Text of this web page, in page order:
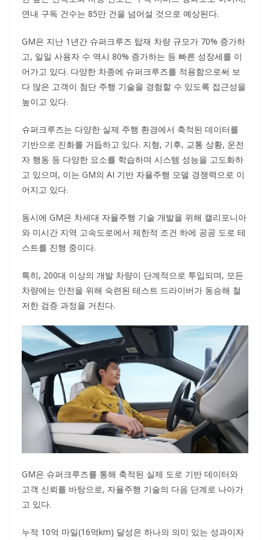
연내 구독 건수는 85만 건을 넘어설 것으로 예상된다.
GM은 지난 1년간 슈퍼크루즈 탑재 차량 규모가 70% 증가하
고, 일일 사용자 수 역시 80% 증가하는 등 빠른 성장세를 이
어가고 있다. 다양한 차종에 슈퍼크루즈를 적용함으로써 보
다 많은 고객이 첨단 주행 기술을 경험할 수 있도록 접근성을
높이고 있다.
슈퍼크루즈는 다양한 실제 주행 환경에서 축적된 데이터를
기반으로 진화를 거듭하고 있다. 지형, 기후, 교통 상황, 운전
자 행동 등 다양한 요소를 학습하며 시스템 성능을 고도화하
고 있으며, 이는 GM의 AI 기반 자율주행 모델 경쟁력으로 이
어지고 있다.
동시에 GM은 차세대 자율주행 기술 개발을 위해 캘리포니아
와 미시간 지역 고속도로에서 제한적 조건 하에 공공 도로 테
스트를 진행 중이다.
특히, 200대 이상의 개발 차량이 단계적으로 투입되며, 모든
차량에는 안전을 위해 숙련된 테스트 드라이버가 동승해 철
저한 검증 과정을 거친다.
GM은 슈퍼크루즈를 통해 축적된 실제 도로 기반 데이터와
고객 신뢰를 바탕으로, 자율주행 기술의 다음 단계로 나아가
고 있다.
누적 10억 마일(16억km) 달성은 하나의 의미 있는 성과이자